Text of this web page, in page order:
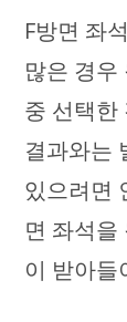
F방면 좌
많은 경우
중 선택한
결과와는
있으려면
면 좌석을
이 받아들